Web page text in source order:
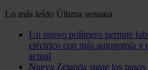
Lo más leído Última semana
Un nuevo polímero permite
eléctrico con más autonomía
actual
Nueva Zelanda sigue los